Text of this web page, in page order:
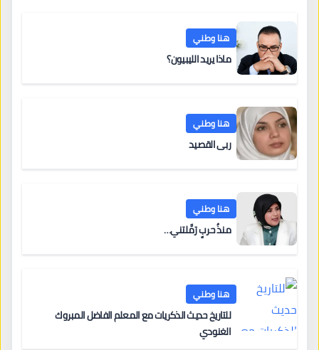
هنا وطني
ماذا يريد الليبيون؟
هنا وطني
ربى القصيد
هنا وطني
منذُ حربٍ رَمَّلتني…
هنا وطني
للتاريخ حديث الذكريات مع المعلم الفاضل المبروك
الغنودي